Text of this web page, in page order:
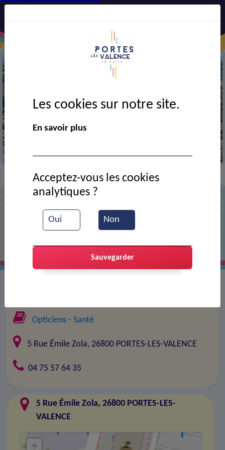
> Contact >OPTIC 2000
OPTIC 2000
Opticiens - Santé
5 Rue Émile Zola, 26800 PORTES-LES-VALENCE
04 75 57 64 35
5 Rue Émile Zola, 26800 PORTES-LES-
VALENCE
+
Les cookies sur notre site.
En savoir plus
Oui Non
Acceptez-vous les cookies
analytiques ?
Sauvegarder